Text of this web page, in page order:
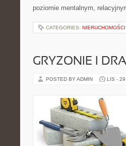
poziomie mentalnym,
CATEGORIES: NIERUCHOMOŚCI
GRYZONIE I
POSTED BY ADMIN LIS -